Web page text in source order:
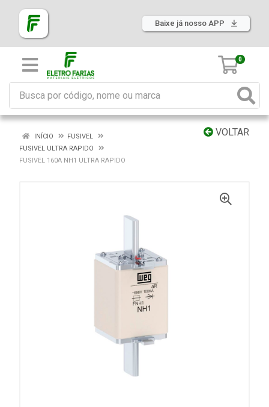
Baixe já nosso APP
0
VOLTAR
INÍCIO
FUSIVEL
FUSIVEL ULTRA RAPIDO
FUSIVEL 160A NH1 ULTRA RAPIDO